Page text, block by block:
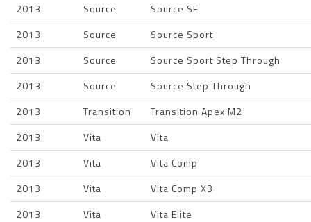
2013
Source
Source SE
2013
Source
Source Sport
2013
Source
Source Sport Step Through
2013
Source
Source Step Through
2013
Transition
Transition Apex M2
2013
Vita
Vita
2013
Vita
Vita Comp
2013
Vita
Vita Comp X3
2013
Vita
Vita Elite